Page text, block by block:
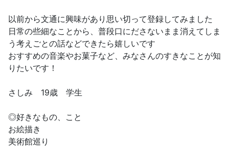
以前から文通に興味があり思い切って登録してみました
日常の些細なことから、普段口にださないまま消えてしま
う考えごとの話などできたら嬉しいです
おすすめの音楽やお菓子など、みなさんのすきなことが知
りたいです！
さしみ 19歳 学生
◎好きなもの、こと
お絵描き
美術館巡り